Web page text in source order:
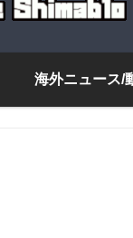
海外ニュース/